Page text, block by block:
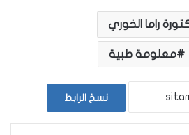
راما الخوري
معلومة طبية
نسخ الرابط